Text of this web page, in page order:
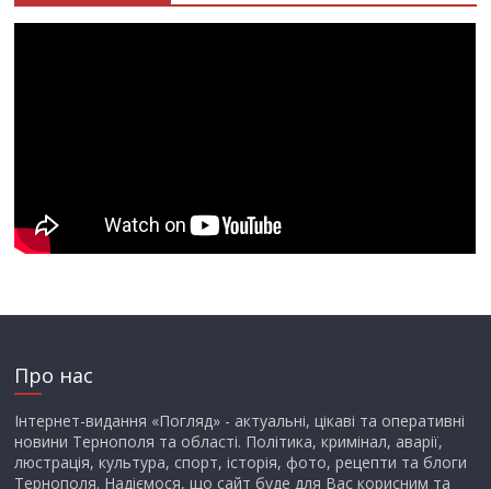
Про нас
Інтернет-видання «Погляд» - актуальні, цікаві та оперативні
новини Тернополя та області. Політика, кримінал, аварії,
люстрація, культура, спорт, історія, фото, рецепти та блоги
Тернополя. Надіємося, що сайт буде для Вас корисним та